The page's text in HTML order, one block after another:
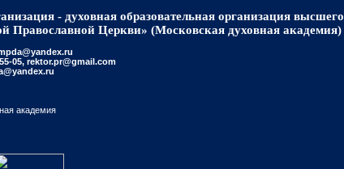
- духовная образовательная организация высшего
Православной Церкви» (Московская духовная академия)
05, rektor.pr@gmail.com
академия